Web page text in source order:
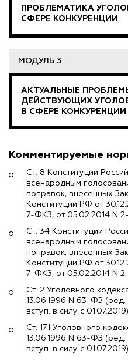
ПРОБЛЕМАТИКА
СФЕРЕ КОНКУРЕНЦИИ
МОДУЛЬ 3
АКТУАЛЬНЫЕ
ДЕЙСТВУЮЩИХ
В СФЕРЕ КОНКУРЕНЦИИ
Комментируемые
Ст. 8 Конституции
всенародным
поправок, внесенных
Конституции РФ от
7-ФКЗ, от 05.02.2014 N
Ст. 34 Конституции
всенародным
поправок, внесенных
Конституции РФ от
7-ФКЗ, от 05.02.2014 N
Ст. 2 Уголовного
13.06.1996 N 63-ФЗ (ред.
вступ. в силу с 01.07.2019)
Ст. 171 Уголовного
13.06.1996 N 63-ФЗ (ред.
вступ. в силу с 01.07.2019)